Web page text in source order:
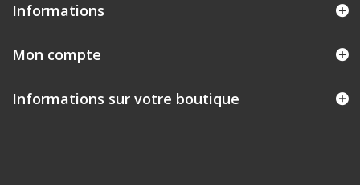
Informations
Mon compte
Informations sur votre boutique